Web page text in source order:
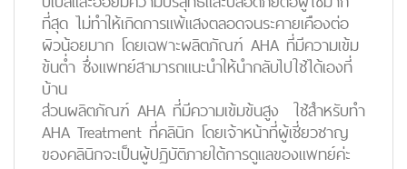
ที่สุด ไม่ทำให้เกิดการแพ้แสงตลอดจนระคายเคืองต่อ
ผิวน้อยมาก โดยเฉพาะผลิตภัณฑ์ AHA ที่มีความเข้ม
ข้นต่ำ ซึ่งแพทย์สามารถแนะนำให้นำกลับไปใช้ได้เองที่
บ้าน
ส่วนผลิตภัณฑ์ AHA ที่มีความเข้มข้นสูง ใช้สำหรับทำ
AHA Treatment ที่คลินิก โดยเจ้าหน้าที่ผู้เชี่ยวชาญ
ของคลินิกจะเป็นผู้ปฏิบัติภายใต้การดูแลของแพทย์ค่ะ